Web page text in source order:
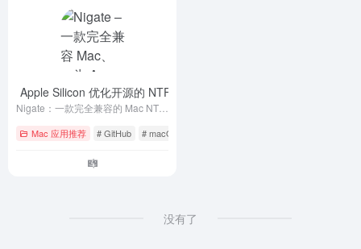
Apple Silicon 优化开源的 NTFS 读写、挂载、管理驱动器
Mac 应用推荐 # GitHub # macOS
没有了